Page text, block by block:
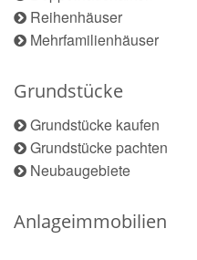
Reihenhäuser
Mehrfamilienhäuser
Grundstücke
Grundstücke kaufen
Grundstücke pachten
Neubaugebiete
Anlageimmobilien